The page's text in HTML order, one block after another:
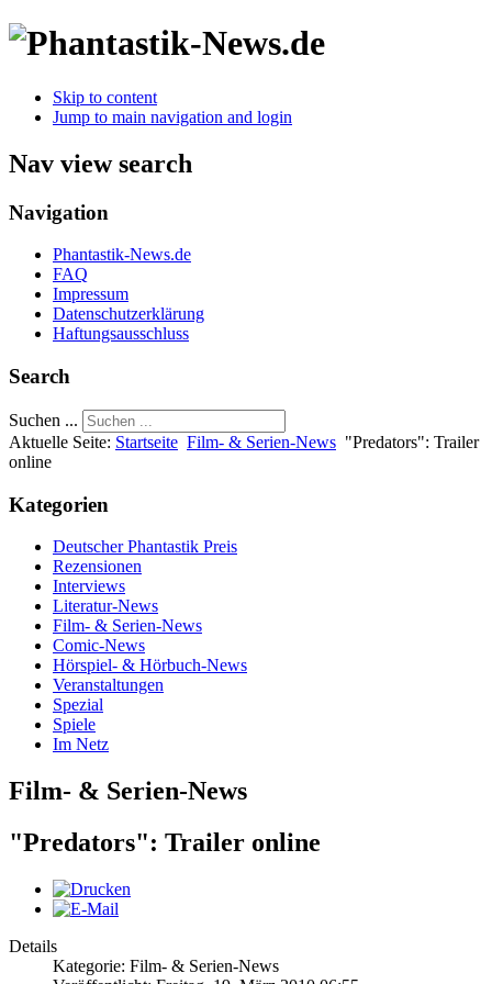
Skip to content
Jump to main navigation and login
Nav view search
Navigation
Phantastik-News.de
FAQ
Impressum
Datenschutzerklärung
Haftungsausschluss
Search
Suchen ...
Aktuelle Seite: Startseite Film- & Serien-News "Predators": Trailer
online
Kategorien
Deutscher Phantastik Preis
Rezensionen
Interviews
Literatur-News
Film- & Serien-News
Comic-News
Hörspiel- & Hörbuch-News
Veranstaltungen
Spezial
Spiele
Im Netz
Film- & Serien-News
"Predators": Trailer online
Details
Kategorie: Film- & Serien-News